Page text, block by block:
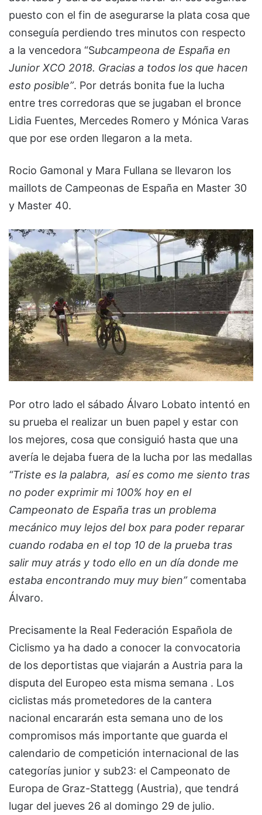
puesto con el fin de asegurarse la plata cosa que
conseguía perdiendo tres minutos con respecto
a la vencedora “Subcampeona de España en
Junior XCO 2018. Gracias a todos los que hacen
esto posible”. Por detrás bonita fue la lucha
entre tres corredoras que se jugaban el bronce
Lidia Fuentes, Mercedes Romero y Mónica Varas
que por ese orden llegaron a la meta.
Rocio Gamonal y Mara Fullana se llevaron los
maillots de Campeonas de España en Master 30
y Master 40.
Por otro lado el sábado Álvaro Lobato intentó en
su prueba el realizar un buen papel y estar con
los mejores, cosa que consiguió hasta que una
avería le dejaba fuera de la lucha por las medallas
“Triste es la palabra, así es como me siento tras
no poder exprimir mi 100% hoy en el
Campeonato de España tras un problema
mecánico muy lejos del box para poder reparar
cuando rodaba en el top 10 de la prueba tras
salir muy atrás y todo ello en un día donde me
estaba encontrando muy muy bien”comentaba
Álvaro.
Precisamente la Real Federación Española de
Ciclismo ya ha dado a conocer la convocatoria
de los deportistas que viajarán a Austria para la
disputa del Europeo esta misma semana . Los
ciclistas más prometedores de la cantera
nacional encararán esta semana uno de los
compromisos más importante que guarda el
calendario de competición internacional de las
categorías junior y sub23: el Campeonato de
Europa de Graz-Stattegg (Austria), que tendrá
lugar del jueves 26 al domingo 29 de julio.